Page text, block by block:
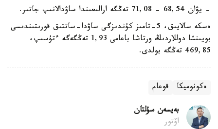
- يۋان 68,54 - 71,08 تەڭگە ارالىعىندا ساۋدالانىپ جاتىر.
ەسكە سالايىق، 5-تامىز كۇندىزگى ساۋدا-ساتتىق قورىتىندىسى
بويىنشا دوللاردىڭ ورتاشا باعامى 1,93 تەڭگەگە ءتۇسىپ،
469,85 تەڭگە بولدى.
ەكونوميكا قوعام
بەيسەن سۇلتان
اۆتور